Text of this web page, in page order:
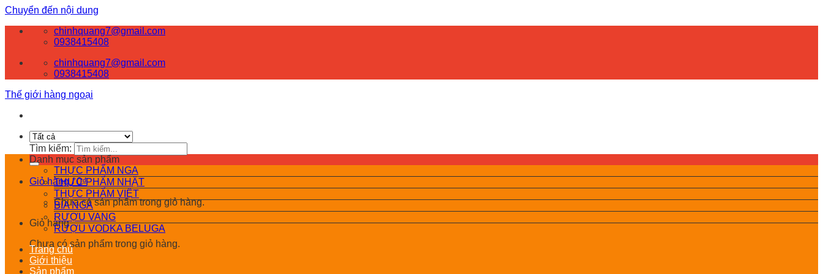
Chuyển đến nội dung
chinhquang7@gmail.com
0938415408
chinhquang7@gmail.com
0938415408
Thế giới hàng ngoại
Tìm kiếm:
Giỏ hàng /0₫
Chưa có sản phẩm trong giỏ hàng.
Giỏ hàng
Chưa có sản phẩm trong giỏ hàng.
Danh mục sản phẩm
THỰC PHẨM NGA
THỰC PHẨM NHẬT
THỰC PHẨM VIỆT
BIA NGA
RƯỢU VANG
RƯỢU VODKA BELUGA
Trang chủ
Giới thiệu
Sản phẩm